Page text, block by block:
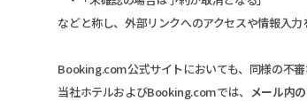
などと称し、外部リンクへのアクセスや情報入力
Booking.com公式サイトにおいても、同様の不
当社ホテルおよびBooking.comでは、 メール内